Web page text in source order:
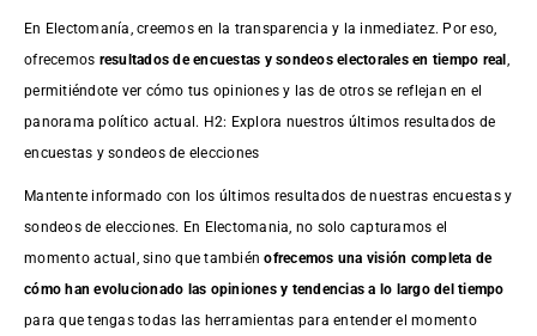
En Electomanía, creemos en la transparencia y la inmediatez. Por eso,
ofrecemos resultados deencuestas y sondeos electorales en tiempo real
permitiéndote ver cómo tus opiniones y las de otros se reflejan en el
panorama político actual. H2: Explora nuestros últimos resultados de
encuestas y sondeos de elecciones
Mantente informado con los últimos resultados de nuestras encuestasy
sondeos de elecciones. En Electomania, no solo capturamos el
momento actual, sino que tambiénofrecemos una visión completa de
cómo han evolucionado las opiniones y tendencias a lo largo del tiempo
para que tengas todas las herramientas para entender el momento